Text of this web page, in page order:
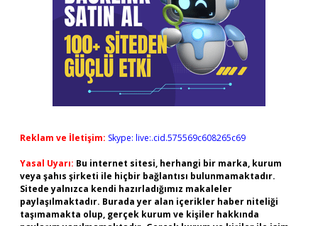
Reklam ve İletişim: Skype: live:.cid.575569c608265c69
Yasal Uyarı: Bu internet sitesi, herhangi bir marka, kurum
veya şahıs şirketi ile hiçbir bağlantısı bulunmamaktadır.
Sitede yalnızca kendi hazırladığımız makaleler
paylaşılmaktadır. Burada yer alan içerikler haber niteliği
taşımamakta olup, gerçek kurum ve kişiler hakkında